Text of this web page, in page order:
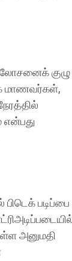
குழு
மாணவர்கள்,
என்பது
படிப்பை
அனுமதி